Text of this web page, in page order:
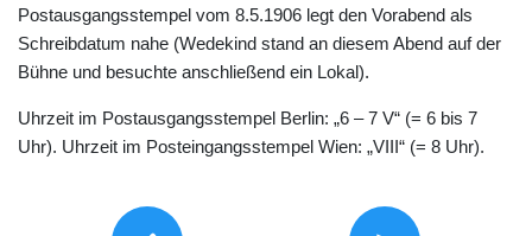
Postausgangsstempel vom 8.5.1906 legt den Vorabend als
Schreibdatum nahe (Wedekind stand an diesem Abend auf der
Bühne und besuchte anschließend ein Lokal).
Uhrzeit im Postausgangsstempel Berlin: „6 – 7 V“ (= 6 bis 7
Uhr). Uhrzeit im Posteingangsstempel Wien: „VIII“ (= 8 Uhr).